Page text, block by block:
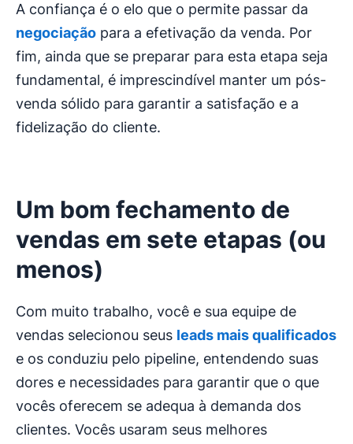
A confiança é o elo que o permite passar da
negociação para a efetivação da venda. Por
fim, ainda que se preparar para esta etapa seja
fundamental, é imprescindível manter um pós-
venda sólido para garantir a satisfação e a
fidelização do cliente.
Um bom fechamento de
vendas em sete etapas (ou
menos)
Com muito trabalho, você e sua equipe de
vendas selecionou seus leads mais qualificados
e os conduziu pelo pipeline, entendendo suas
dores e necessidades para garantir que o que
vocês oferecem se adequa à demanda dos
clientes. Vocês usaram seus melhores